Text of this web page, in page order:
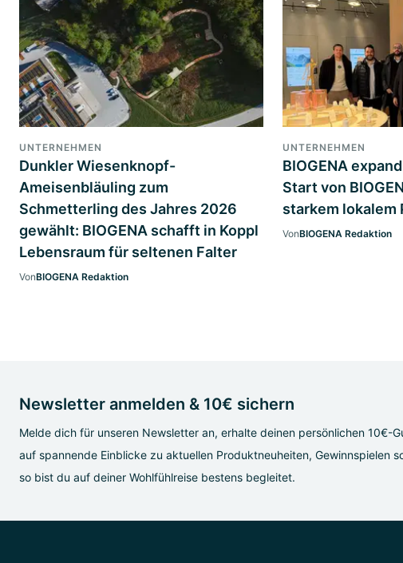
UNTERNEHMEN
Dunkler Wiesenknopf-
Ameisenbläuling zum
Schmetterling des Jahres 2026
gewählt: BIOGENA schafft in Koppl
Lebensraum für seltenen Falter
VonBIOGENA Redaktion
UNTERNEHMEN
BIOGENA
Start von
starkem lokalem
VonBIOGENA Redaktion
Newsletter anmelden & 10€ sichern
Melde dich für unseren Newsletter an, erhalte deinen persönlichen 10€-
auf spannende Einblicke zu aktuellen Produktneuheiten, Gewinnspielen
so bist du auf deiner Wohlfühlreise bestens begleitet.